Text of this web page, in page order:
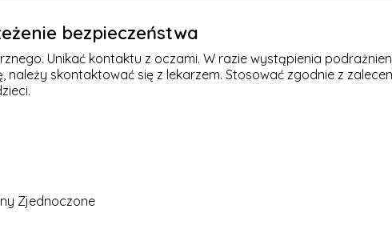
bezpieczeństwa
Unikać kontaktu z oczami. W razie wystąpienia
należy skontaktować się z lekarzem. Stosować zgodnie z
Zjednoczone